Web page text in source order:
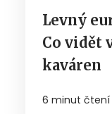
Levný
Co vidět
kaváren
6 minut čtení